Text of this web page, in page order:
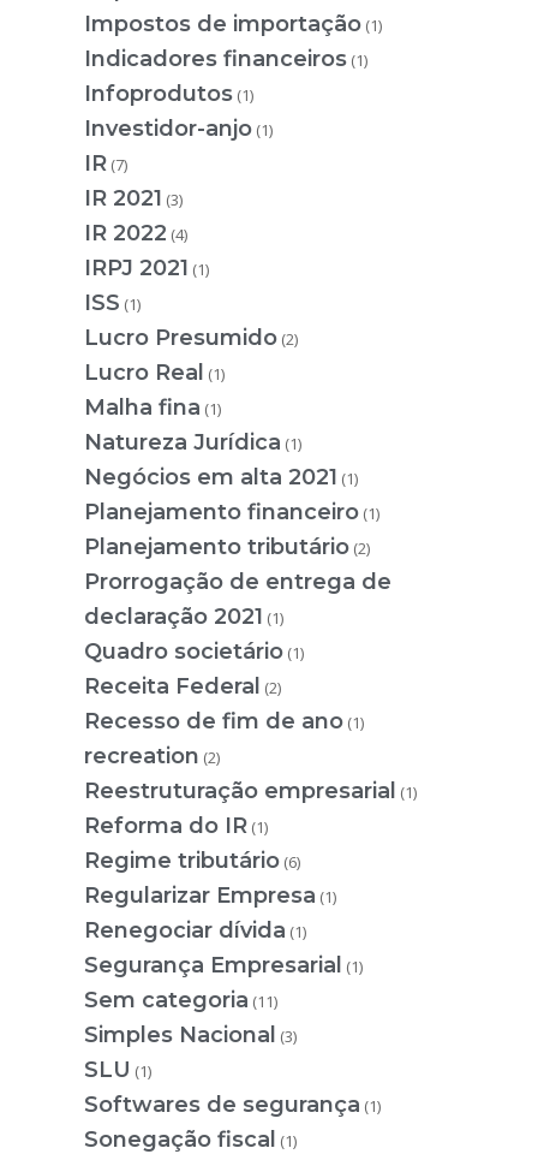
Impostos de importação (1)
Indicadores financeiros (1)
Infoprodutos (1)
Investidor-anjo (1)
IR (7)
IR 2021 (3)
IR 2022 (4)
IRPJ 2021 (1)
ISS (1)
Lucro Presumido (2)
Lucro Real (1)
Malha fina (1)
Natureza Jurídica (1)
Negócios em alta 2021 (1)
Planejamento financeiro (1)
Planejamento tributário (2)
Prorrogação de entrega de
declaração 2021 (1)
Quadro societário (1)
Receita Federal (2)
Recesso de fim de ano (1)
recreation (2)
Reestruturação empresarial (1)
Reforma do IR (1)
Regime tributário (6)
Regularizar Empresa (1)
Renegociar dívida (1)
Segurança Empresarial (1)
Sem categoria (11)
Simples Nacional (3)
SLU (1)
Softwares de segurança (1)
Sonegação fiscal (1)